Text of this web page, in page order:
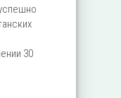
30